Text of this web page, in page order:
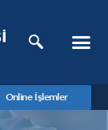
Online İşlemler